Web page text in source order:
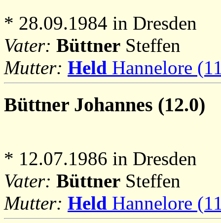
* 28.09.1984 in Dresden
Vater: Büttner Steffen
Mutter: Held Hannelore
Büttner Johannes (12.0)
* 12.07.1986 in Dresden
Vater: Büttner Steffen
Mutter: Held Hannelore